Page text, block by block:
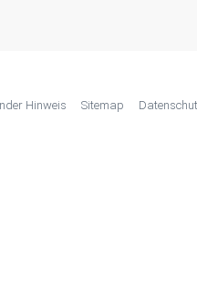
Hinweis Sitemap